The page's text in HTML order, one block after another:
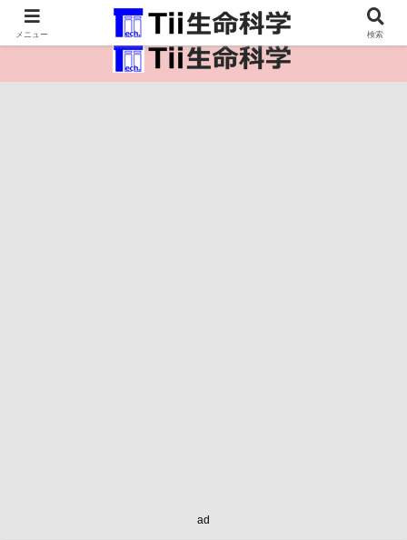
医療保健・生命・生物の情報インフラ。
ad
メニュー 検索